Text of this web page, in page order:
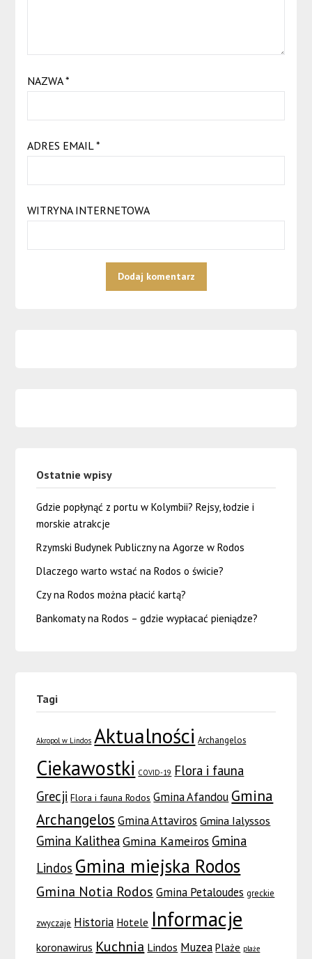
NAZWA*
ADRES EMAIL*
WITRYNA INTERNETOWA
Ostatnie wpisy
Gdzie popłynąć z portu w Kolymbii? Rejsy, łodzie i
morskie atrakcje
Rzymski Budynek Publiczny na Agorze w Rodos
Dlaczego warto wstać na Rodos o świcie?
Czy na Rodos można płacić kartą?
Bankomaty na Rodos – gdzie wypłacać pieniądze?
Tagi
Akropol w Lindos Aktualności Archangelos
Ciekawostki COVID-19 Flora i fauna
Grecji Flora i fauna Rodos Gmina Afandou Gmina
Archangelos Gmina Attaviros Gmina Ialyssos
Gmina KalitheaGmina Kameiros Gmina
Lindos Gmina miejska Rodos
Gmina Notia Rodos Gmina Petaloudes greckie
zwyczaje Historia Hotele Informacje
koronawirus Kuchnia Lindos Muzea Plaże plaże